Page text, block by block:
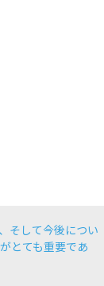
そして今後につい
とても重要であ